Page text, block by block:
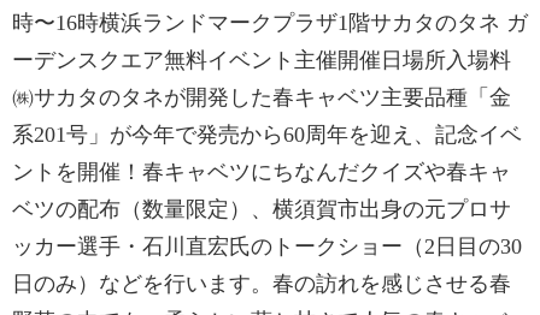
時〜16時横浜ランドマークプラザ1階サカタのタネ ガ
ーデンスクエア無料イベント主催開催日場所入場料
㈱サカタのタネが開発した春キャベツ主要品種「金
系201号」が今年で発売から60周年を迎え、記念イベ
ントを開催！春キャベツにちなんだクイズや春キャ
ベツの配布（数量限定）、横須賀市出身の元プロサ
ッカー選手・石川直宏氏のトークショー（2日目の30
日のみ）などを行います。春の訪れを感じさせる春